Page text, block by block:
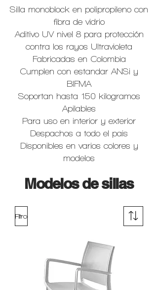
Sillas casa cocina terraza asientos
plastico resistentes interior exterior
colores apilables comedor tierra
caliente finca uso interior uso
exterior aire libre
Silla monoblock en polipropileno con
fibra de vidrio
Aditivo UV nivel 8 para protección
contra los rayos Ultravioleta
Fabricadas en Colombia
Cumplen con estandar ANSi y
BIFMA
Soportan hasta 150 kilogramos
Apilables
Para uso en interior y exterior
Despachos a todo el pais
Disponibles en varios colores y
modelos
Modelos de sillas
Filtro